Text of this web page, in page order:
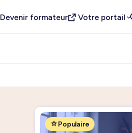
Devenir formateur Votre portail
Populaire